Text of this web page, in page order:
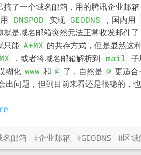
搞了一个域名邮箱，用的腾讯企业邮
DNSPOD 实现 GEODNS
，国内用
就是域名邮箱突然无法正常收发邮件
只能 A+MX 的共存方式，但是显然这
MX ，或者将域名邮箱解析到 mail
糊化 www 和 @ 了，自然是 @ 更适合
出问题，但到目前来看还是很稳的，
名邮箱 企业邮箱 GEODNS 区